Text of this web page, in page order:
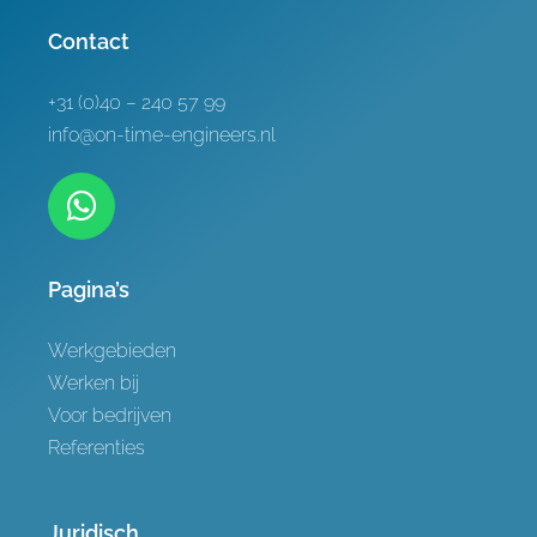
Contact
+31 (0)40 – 240 57 99
info@on-time-engineers.nl
Pagina’s
Werkgebieden
Werken bij
Voor bedrijven
Referenties